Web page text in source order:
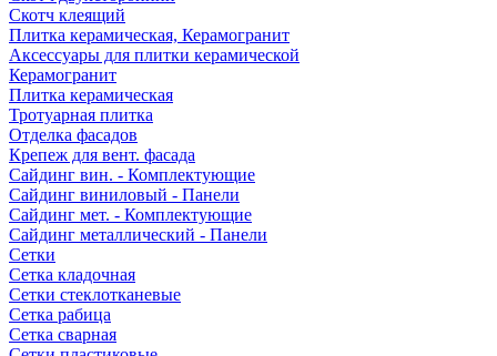
Скотч клеящий
Плитка керамическая, Керамогранит
Аксессуары для плитки керамической
Керамогранит
Плитка керамическая
Тротуарная плитка
Отделка фасадов
Крепеж для вент. фасада
Сайдинг вин. - Комплектующие
Сайдинг виниловый - Панели
Сайдинг мет. - Комплектующие
Сайдинг металлический - Панели
Сетки
Сетка кладочная
Сетки стеклотканевые
Сетка рабица
Сетка сварная